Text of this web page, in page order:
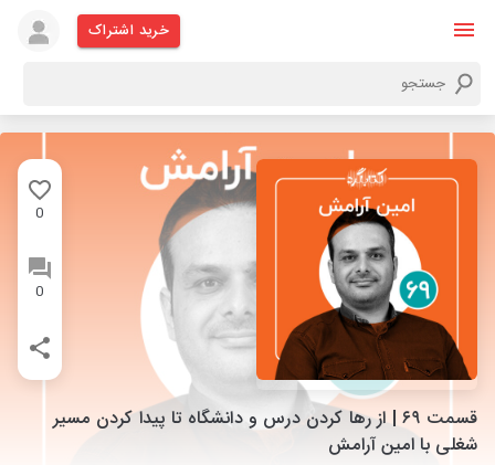
خرید اشتراک
0
0
قسمت ۶۹ | از رها کردن درس و دانشگاه تا پیدا کردن مسیر
شغلی با امین آرامش